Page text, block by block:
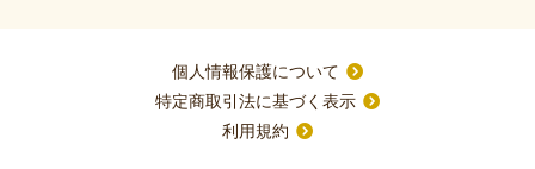
個人情報保護について
特定商取引法に基づく表示
利用規約